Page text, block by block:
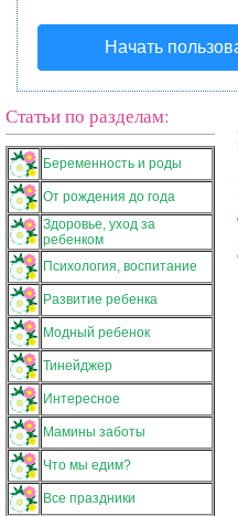
Начать
Статьи по разделам:
Беременность и роды
От рождения до года
Здоровье, уход за
ребенком
Психология, воспитание
Развитие ребенка
Модный ребенок
Тинейджер
Интересное
Мамины заботы
Что мы едим?
Все праздники